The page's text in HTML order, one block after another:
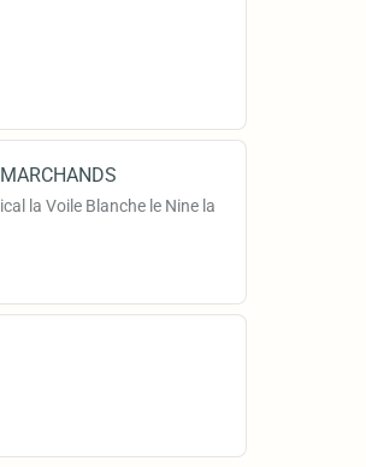
la Voile Blanche le Nine la